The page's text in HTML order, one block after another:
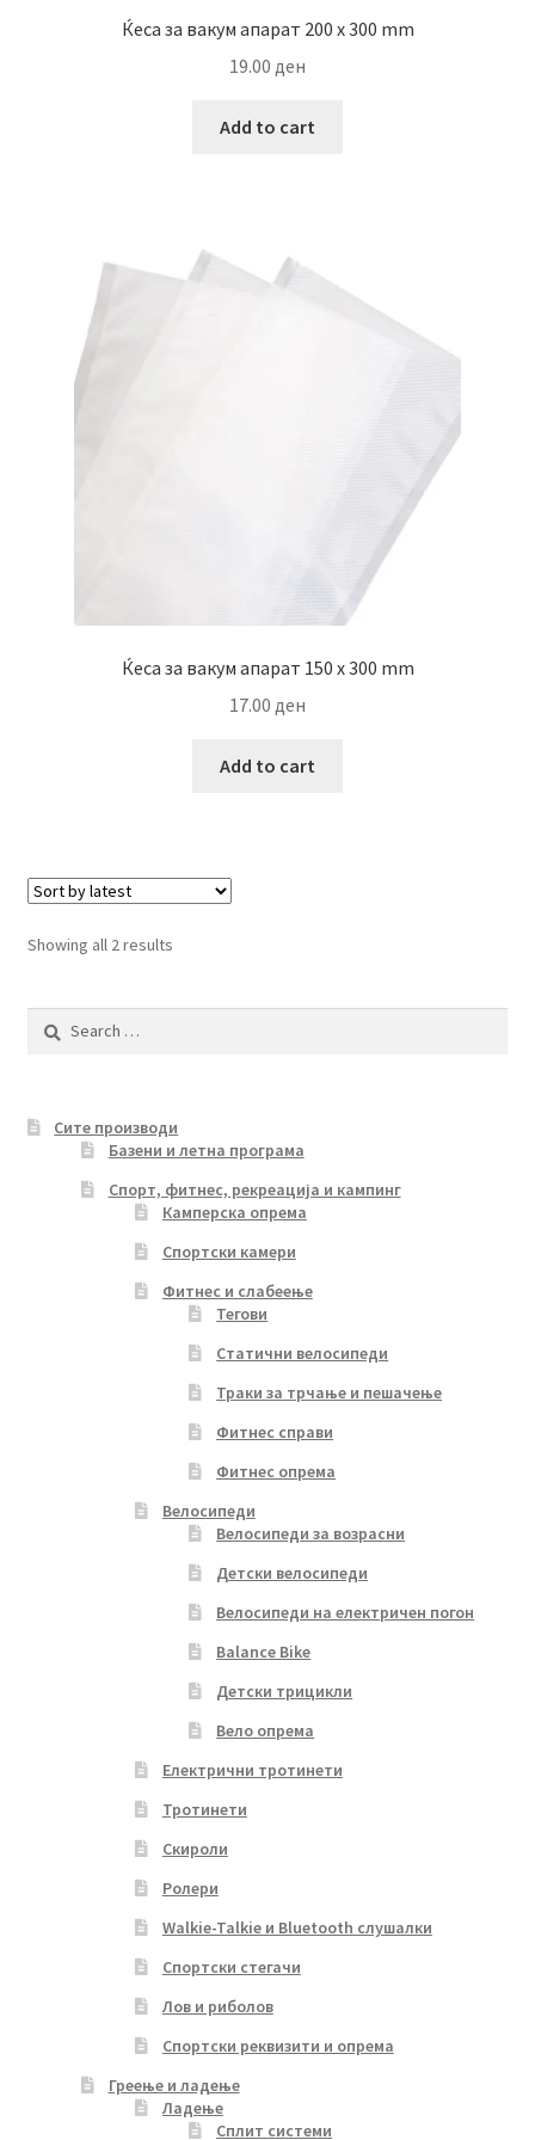
Ќеса за вакум апарат 200 x 300 mm
19.00 ден
Add to cart
Ќеса за вакум апарат 150 x 300 mm
17.00 ден
Add to cart
Showing all 2 resultsSorted
Search
Сите производи
Базени и летна програма
Спорт, фитнес, рекреација и кампинг
Камперска опрема
Спортски камери
Фитнес и слабеење
Тегови
Статични велосипеди
Траки за трчање и пешачење
Фитнес справи
Фитнес опрема
Велосипеди
Велосипеди за возрасни
Детски велосипеди
Велосипеди на електричен погон
Balance Bike
Детски трицикли
Вело опрема
Електрични тротинети
Тротинети
Скироли
Ролери
Walkie-Talkie и Bluetooth слушалки
Спортски стегачи
Лов и риболов
Спортски реквизити и опрема
Греење и ладење
Ладење
Сплит системи